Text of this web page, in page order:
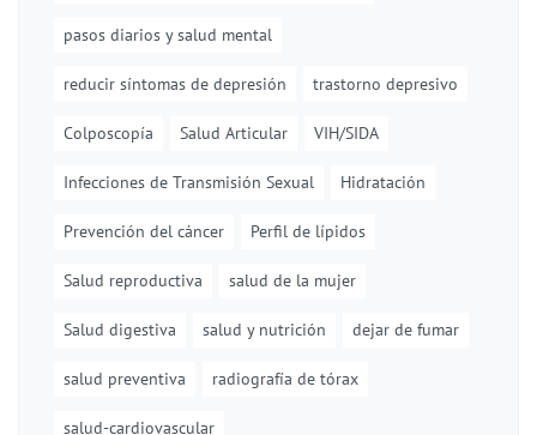
pasos diarios y salud mental
reducir síntomas de depresión trastorno depresivo
Colposcopía Salud Articular VIH/SIDA
Infecciones de Transmisión Sexual Hidratación
Prevención del cáncer Perfil de lípidos
Salud reproductiva salud de la mujer
Salud digestiva salud y nutrición dejar de fumar
salud preventiva radiografía de tórax
salud-cardiovascular